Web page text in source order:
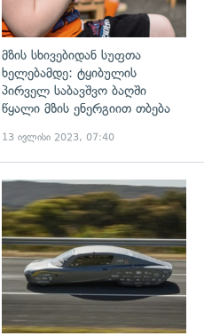
მზის სხივებიდან სუფთა
ხელებამდე: ტყიბულის
პირველ საბავშვო ბაღში
წყალი მზის ენერგიით თბება
13 ივლისი 2023, 07:40